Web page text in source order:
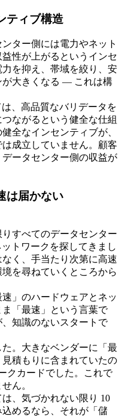
ティブ構造
ター側には電力やネット
性が上がるというインセ
を抑え、帯域を絞り、安
が大きくなる — これは構
、高品質なバリデータを
ながるという健全な仕組
全なインセンティブが、
成立していません。顧客
ータセンター側の収益が
は届かない
すべてのデータセンター
トワークを探してきまし
く、手当たり次第に高速
を尋ねていくところから
」のハードウェアとネッ
「最速」という言葉で
知識のないスタートで
。大きなベンダーに「最
積もりに含まれていたの
クカードでした。これで
ん。
、気づかれない限り 10
めるなら、それが「儲